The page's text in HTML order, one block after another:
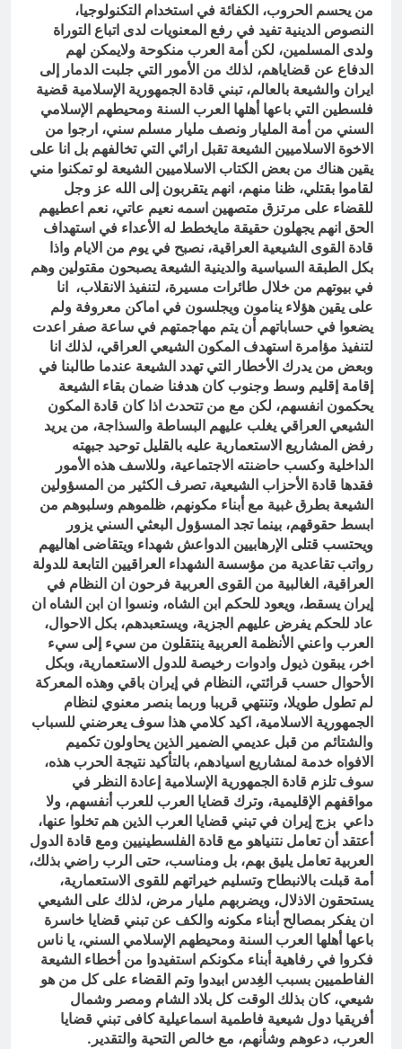
من يحسم الحروب، الكفائة في استخدام التكنولوجيا،
النصوص الدينية تفيد في رفع المعنويات لدى اتباع التوراة
ولدى المسلمين، لكن أمة العرب منكوحة ولايمكن لهم
الدفاع عن قضاياهم، لذلك من الأمور التي جلبت الدمار إلى
ايران والشيعة بالعالم، تبني قادة الجمهورية الإسلامية قضية
فلسطين التي باعها أهلها العرب السنة ومحيطهم الإسلامي
السني من أمة المليار ونصف مليار مسلم سني، ارجوا من
الاخوة الاسلاميين الشيعة تقبل ارائي التي تخالفهم بل انا على
يقين هناك من بعض الكتاب الاسلاميين الشيعة لو تمكنوا مني
لقاموا بقتلي، ظنا منهم، انهم يتقربون إلى الله عز وجل
للقضاء على مرتزق متصهين اسمه نعيم عاتي، نعم اعطيهم
الحق انهم يجهلون حقيقة مايخطط له الأعداء في استهداف
قادة القوى الشيعية العراقية، نصبح في يوم من الايام واذا
بكل الطبقة السياسية والدينية الشيعة يصبحون مقتولين وهم
في بيوتهم من خلال طائرات مسيرة، لتنفيذ الانقلاب، انا
على يقين هؤلاء ينامون ويجلسون في اماكن معروفة ولم
يضعوا في حساباتهم أن يتم مهاجمتهم في ساعة صفر اعدت
لتنفيذ مؤامرة استهدف المكون الشيعي العراقي، لذلك انا
وبعض من يدرك الأخطار التي تهدد الشيعة عندما طالبنا في
إقامة إقليم وسط وجنوب كان هدفنا ضمان بقاء الشيعة
يحكمون انفسهم، لكن مع من تتحدث اذا كان قادة المكون
الشيعي العراقي يغلب عليهم البساطة والسذاجة، من يريد
رفض المشاريع الاستعمارية عليه بالقليل توحيد جبهته
الداخلية وكسب حاضنته الاجتماعية، وللاسف هذه الأمور
فقدها قادة الأحزاب الشيعية، تصرف الكثير من المسؤولين
الشيعة بطرق غبية مع أبناء مكونهم، ظلموهم وسلبوهم من
ابسط حقوقهم، بينما تجد المسؤول البعثي السني يزور
ويحتسب قتلى الإرهابيين الدواعش شهداء ويتقاضى اهاليهم
رواتب تقاعدية من مؤسسة الشهداء العراقيين التابعة للدولة
العراقية، الغالبية من القوى العربية فرحون ان النظام في
إيران يسقط، ويعود للحكم ابن الشاه، ونسوا ان ابن الشاه ان
عاد للحكم يفرض عليهم الجزية، ويستعبدهم، بكل الاحوال،
العرب واعني الأنظمة العربية ينتقلون من سيء إلى سيء
اخر، يبقون ذيول وادوات رخيصة للدول الاستعمارية، وبكل
الأحوال حسب قرائتي، النظام في إيران باقي وهذه المعركة
لم تطول طويلا، وتنتهي قريبا وربما بنصر معنوي لنظام
الجمهورية الاسلامية، اكيد كلامي هذا سوف يعرضني للسباب
والشتائم من قبل عديمي الضمير الذين يحاولون تكميم
الافواه خدمة لمشاريع اسيادهم، بالتأكيد نتيجة الحرب هذه،
سوف تلزم قادة الجمهورية الإسلامية إعادة النظر في
مواقفهم الإقليمية، وترك قضايا العرب للعرب أنفسهم، ولا
داعي بزج إيران في تبني قضايا العرب الذين هم تخلوا عنها،
أعتقد أن تعامل نتنياهو مع قادة الفلسطينيين ومع قادة الدول
العربية تعامل يليق بهم، بل ومناسب، حتى الرب راضي بذلك،
أمة قبلت بالانبطاح وتسليم خيراتهم للقوى الاستعمارية،
يستحقون الاذلال، ويضربهم مليار مرض، لذلك على الشيعي
ان يفكر بمصالح أبناء مكونه والكف عن تبني قضايا خاسرة
باعها أهلها العرب السنة ومحيطهم الإسلامي السني، يا ناس
فكروا في رفاهية أبناء مكونكم استفيدوا من أخطاء الشيعة
الفاطميين بسبب الغِدس ابيدوا وتم القضاء على كل من هو
شيعي، كان بذلك الوقت كل بلاد الشام ومصر وشمال
أفريقيا دول شيعية فاطمية اسماعيلية كافى تبني قضايا
العرب، دعوهم وشأنهم، مع خالص التحية والتقدير.